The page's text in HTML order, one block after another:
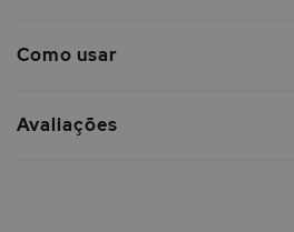
Como usar
Avaliações